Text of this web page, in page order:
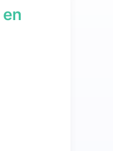
en